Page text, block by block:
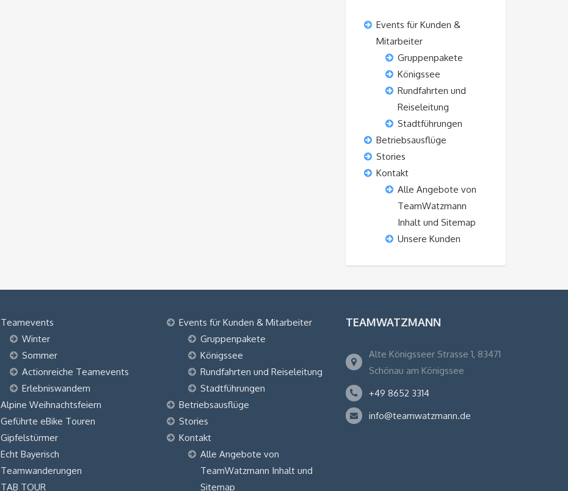
Events für Kunden &
Mitarbeiter
Gruppenpakete
Königssee
Rundfahrten und
Reiseleitung
Stadtführungen
Betriebsausflüge
Stories
Kontakt
Alle Angebote von
TeamWatzmann
Inhalt und Sitemap
Unsere Kunden
Teamevents
Winter
Sommer
Actionreiche Teamevents
Erlebniswandern
Alpine Weihnachtsfeiern
Geführte eBike Touren
Gipfelstürmer
Echt Bayerisch
Teamwanderungen
TAB TOUR
Events für Kunden & Mitarbeiter
Gruppenpakete
Königssee
Rundfahrten und Reiseleitung
Stadtführungen
Betriebsausflüge
Stories
Kontakt
Alle Angebote von
TeamWatzmann Inhalt und
Sitemap
TEAMWATZMANN
Alte Königsseer Strasse 1, 83471
Schönau am Königssee
+49 8652 3314
info@teamwatzmann.de